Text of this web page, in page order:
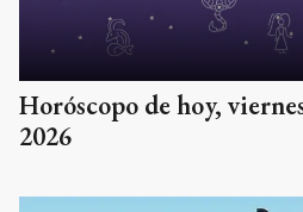
Horóscopo de hoy,
2026